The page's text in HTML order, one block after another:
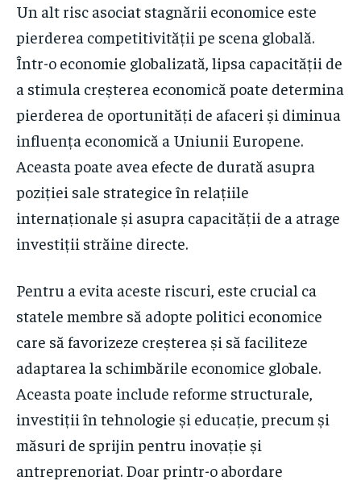
Un alt risc asociat stagnării economice este
pierderea competitivității pe scena globală.
Într-o economie globalizată, lipsa capacității de
a stimula creșterea economică poate determina
pierderea de oportunități de afaceri și diminua
influența economică a Uniunii Europene.
Aceasta poate avea efecte de durată asupra
poziției sale strategice în relațiile
internaționale și asupra capacității de a atrage
investiții străine directe.
Pentru a evita aceste riscuri, este crucial ca
statele membre să adopte politici economice
care să favorizeze creșterea și să faciliteze
adaptarea la schimbările economice globale.
Aceasta poate include reforme structurale,
investiții în tehnologie și educație, precum și
măsuri de sprijin pentru inovație și
antreprenoriat. Doar printr-o abordare